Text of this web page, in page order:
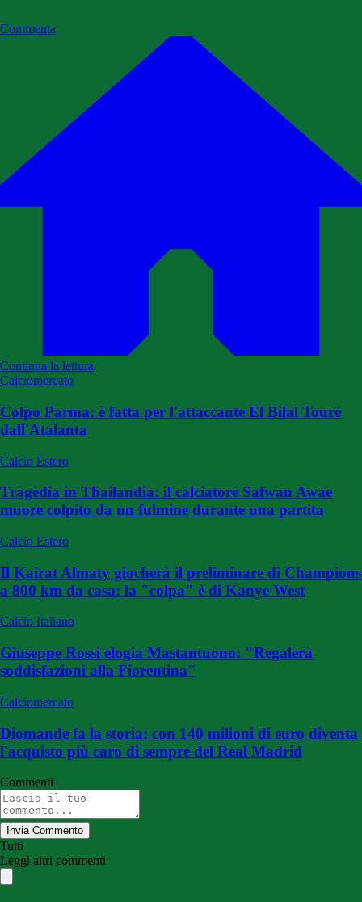
Commenta
Continua la lettura
Calciomercato
Colpo Parma: è fatta per l'attaccante El Bilal Touré
dall'Atalanta
Calcio Estero
Tragedia in Thailandia: il calciatore Safwan Awae
muore colpito da un fulmine durante una partita
Calcio Estero
Il Kairat Almaty giocherà il preliminare di Champions
a 800 km da casa: la "colpa" è di Kanye West
Calcio Italiano
Giuseppe Rossi elogia Mastantuono: "Regalerà
soddisfazioni alla Fiorentina"
Calciomercato
Diomande fa la storia: con 140 milioni di euro diventa
l'acquisto più caro di sempre del Real Madrid
Commenti
Invia Commento
Tutti
Leggi altri commenti